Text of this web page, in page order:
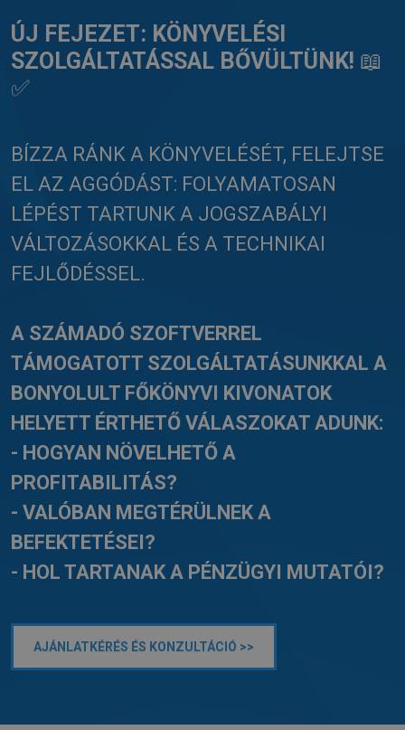
ÚJ FEJEZET: KÖNYVELÉSI
SZOLGÁLTATÁSSAL BŐVÜLTÜNK! 📖
✅
BÍZZA RÁNK A KÖNYVELÉSÉT, FELEJTSE
EL AZ AGGÓDÁST: FOLYAMATOSAN
LÉPÉST TARTUNK A JOGSZABÁLYI
VÁLTOZÁSOKKAL ÉS A TECHNIKAI
FEJLŐDÉSSEL.
A SZÁMADÓ SZOFTVERREL
TÁMOGATOTT SZOLGÁLTATÁSUNKKAL A
BONYOLULT FŐKÖNYVI KIVONATOK
HELYETT ÉRTHETŐ VÁLASZOKAT ADUNK:
- HOGYAN NÖVELHETŐ A
PROFITABILITÁS?
- VALÓBAN MEGTÉRÜLNEK A
BEFEKTETÉSEI?
- HOL TARTANAK A PÉNZÜGYI MUTATÓI?
AJÁNLATKÉRÉS ÉS KONZULTÁCIÓ >>